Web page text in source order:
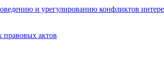
и урегулированию конфликтов
правовых актов